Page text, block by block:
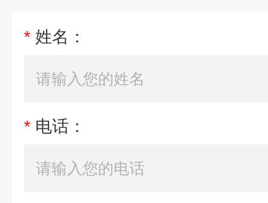
* 姓名：
* 电话：